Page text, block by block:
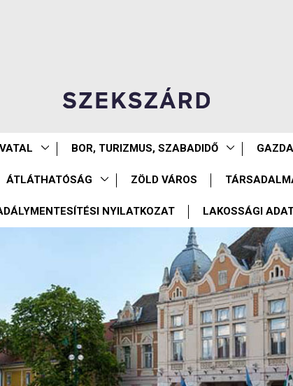
BOR, TURIZMUS, SZABADIDŐ
ÁTLÁTHATÓSÁG ZÖLD VÁROS
NYILATKOZAT LAKOSSÁGI